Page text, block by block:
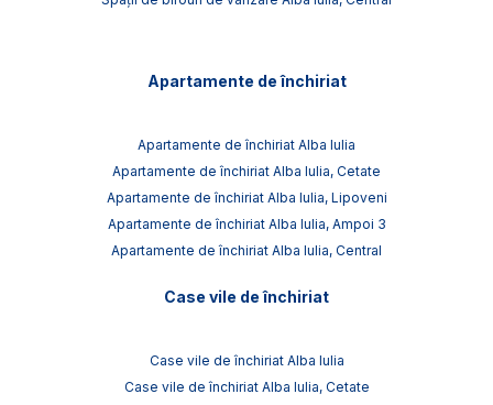
Apartamente de închiriat
Apartamente de închiriat Alba Iulia
Apartamente de închiriat Alba Iulia, Cetate
Apartamente de închiriat Alba Iulia, Lipoveni
Apartamente de închiriat Alba Iulia, Ampoi 3
Apartamente de închiriat Alba Iulia, Central
Case vile de închiriat
Case vile de închiriat Alba Iulia
Case vile de închiriat Alba Iulia, Cetate